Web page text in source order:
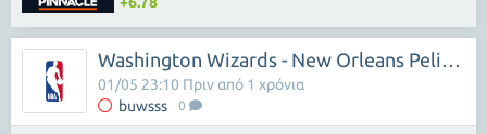
Washington Wizards - New Orleans Pelicans
buwsss 0
01/05 23:10 Πριν από 1 χρόνια